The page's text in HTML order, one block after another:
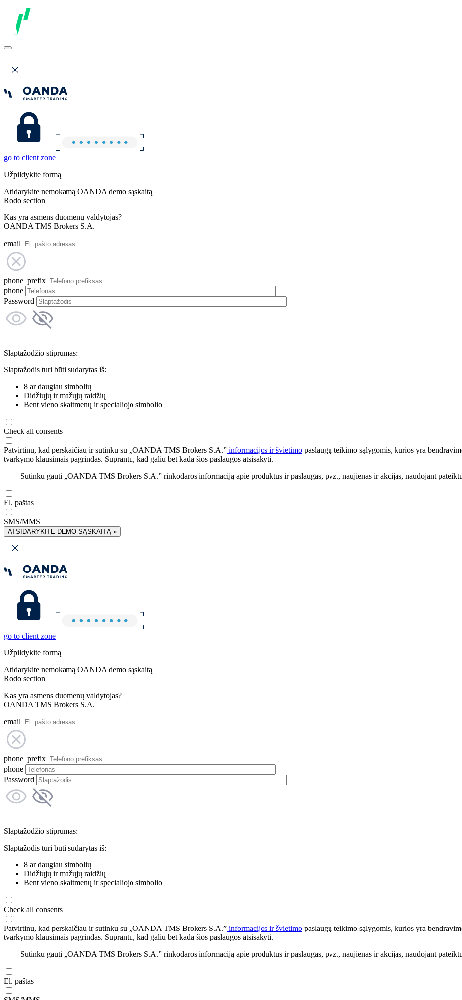
go to client zone
Užpildykite formą
Atidarykite nemokamą OANDA demo sąskaitą
Rodo section
Kas yra asmens duomenų valdytojas?
OANDA TMS Brokers S.A.
email
phone_prefix
phone
Password
Slaptažodžio stiprumas:
Slaptažodis turi būti sudarytas iš:
8 ar daugiau simbolių
Didžiųjų ir mažųjų raidžių
Bent vieno skaitmenų ir specialiojo simbolio
Check all consents
Patvirtinu, kad perskaičiau ir sutinku su „OANDA TMS Brokers S.A.” informacijos ir švietimo paslaugų teikimo sąlygomis, kurios yra
tvarkymo klausimais pagrindas. Suprantu, kad galiu bet kada šios paslaugos atsisakyti.
Sutinku gauti „OANDA TMS Brokers S.A.” rinkodaros informaciją apie produktus ir paslaugas, pvz., naujienas ir akcijas, naudojant
El. paštas
SMS/MMS
ATSIDARYKITE DEMO SĄSKAITĄ »
go to client zone
Užpildykite formą
Atidarykite nemokamą OANDA demo sąskaitą
Rodo section
Kas yra asmens duomenų valdytojas?
OANDA TMS Brokers S.A.
email
phone_prefix
phone
Password
Slaptažodžio stiprumas:
Slaptažodis turi būti sudarytas iš:
8 ar daugiau simbolių
Didžiųjų ir mažųjų raidžių
Bent vieno skaitmenų ir specialiojo simbolio
Check all consents
Patvirtinu, kad perskaičiau ir sutinku su „OANDA TMS Brokers S.A.” informacijos ir švietimo paslaugų teikimo sąlygomis, kurios yra
tvarkymo klausimais pagrindas. Suprantu, kad galiu bet kada šios paslaugos atsisakyti.
Sutinku gauti „OANDA TMS Brokers S.A.” rinkodaros informaciją apie produktus ir paslaugas, pvz., naujienas ir akcijas, naudojant
El. paštas